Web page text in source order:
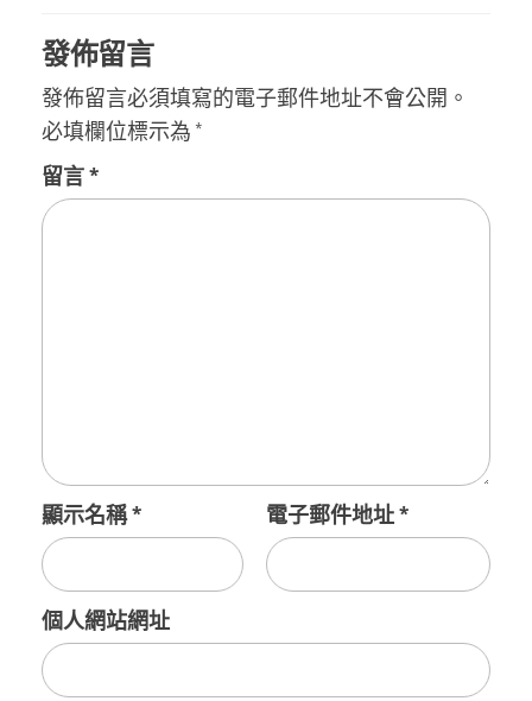
發佈留言
發佈留言必須填寫的電子郵件地址不會公開。
必填欄位標示為 *
留言*
顯示名稱* 電子郵件地址*
個人網站網址